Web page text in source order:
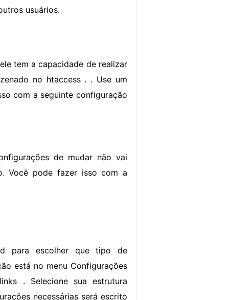
usuários.
tem a capacidade de realizar
no htaccess . . Use um
com a seguinte configuração
de mudar não vai
Você pode fazer isso com a
para escolher que tipo de
está no menu Configurações
. Selecione sua estrutura
necessárias será escrito